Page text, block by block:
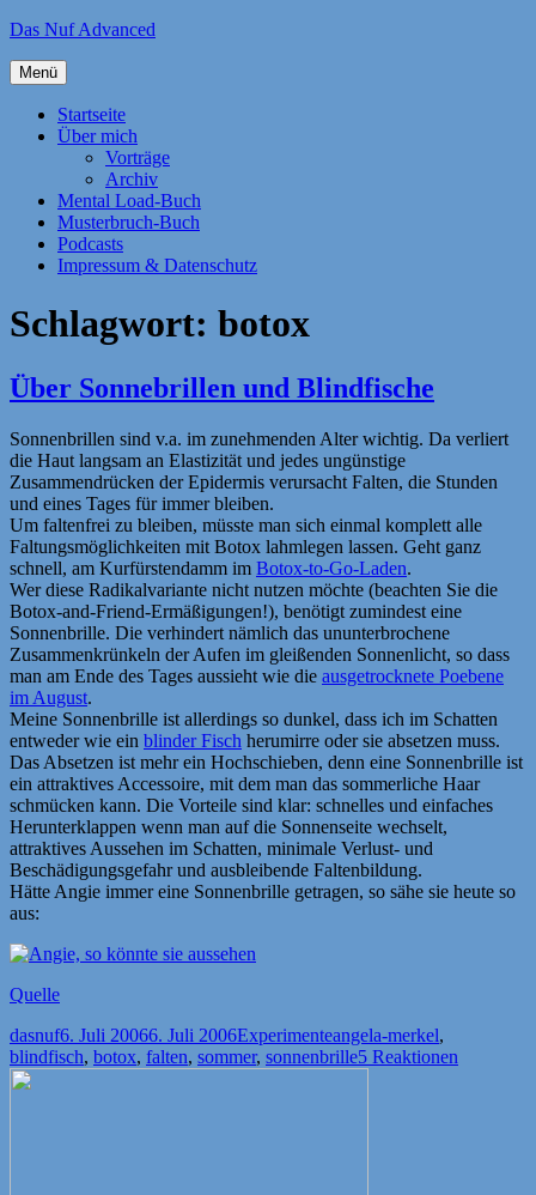
Zum
springen
Das Nuf Advanced
Menü
Startseite
Über mich
Vorträge
Archiv
Mental Load-Buch
Musterbruch-Buch
Podcasts
Impressum & Datenschutz
Schlagwort: botox
Über Sonnebrillen und Blindfische
Sonnenbrillen sind v.a. im zunehmenden Alter wichtig. Da verliert
die Haut langsam an Elastizität und jedes ungünstige
Zusammendrücken der Epidermis verursacht Falten, die Stunden
und eines Tages für immer bleiben.
Um faltenfrei zu bleiben, müsste man sich einmal komplett alle
Faltungsmöglichkeiten mit Botox lahmlegen lassen. Geht ganz
schnell, am Kurfürstendamm im Botox-to-Go-Laden.
Wer diese Radikalvariante nicht nutzen möchte (beachten Sie die
Botox-and-Friend-Ermäßigungen!), benötigt zumindest eine
Sonnenbrille. Die verhindert nämlich das ununterbrochene
Zusammenkrünkeln der Aufen im gleißenden Sonnenlicht, so dass
man am Ende des Tages aussieht wie die ausgetrocknete Poebene
im August.
Meine Sonnenbrille ist allerdings so dunkel, dass ich im Schatten
entweder wie ein blinder Fisch herumirre oder sie absetzen muss.
Das Absetzen ist mehr ein Hochschieben, denn eine Sonnenbrille ist
ein attraktives Accessoire, mit dem man das sommerliche Haar
schmücken kann. Die Vorteile sind klar: schnelles und einfaches
Herunterklappen wenn man auf die Sonnenseite wechselt,
attraktives Aussehen im Schatten, minimale Verlust- und
Beschädigungsgefahr und ausbleibende Faltenbildung.
Hätte Angie immer eine Sonnenbrille getragen, so sähe sie heute so
aus:
Quelle
Autor
dasnufVeröffentlicht
am
6. Juli 20066. Juli 2006Kategorien
ExperimenteSchlagwörter
angela-merkel,
blindfisch, botox, falten, sommer, sonnenbrille5 Reaktionen